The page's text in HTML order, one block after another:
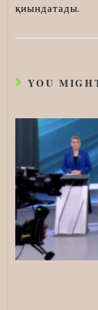
қиындатады.
YOU